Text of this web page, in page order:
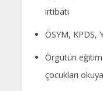
irtibatı
ÖSYM, KPDS,
Örgütün eğitim
çocukları